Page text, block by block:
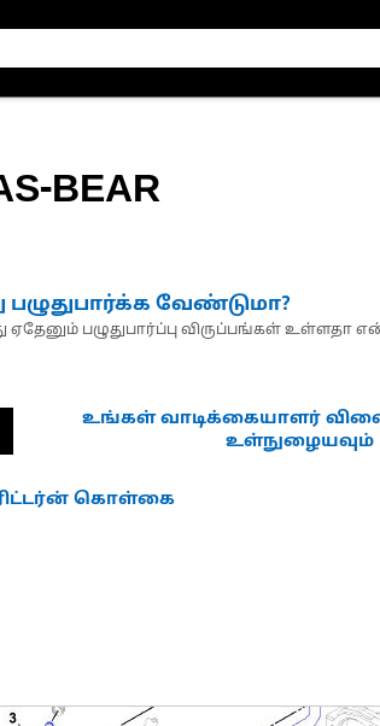
BEAR
வேண்டுமா?
ஏதேனும் பழுதுபார்ப்பு விருப்பங்கள் உள்ளதா
உங்கள் வாடிக்கையாளர்
உள்நுழையவும்
கொள்கை